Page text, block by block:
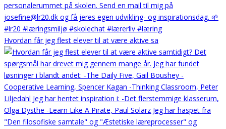
Hvordan får jeg flest elever til at være aktive sa